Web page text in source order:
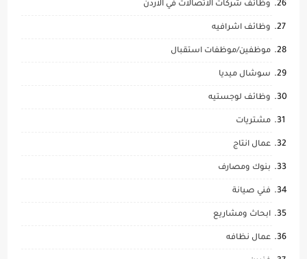
وظائف شركات الاتصالات في الاردن
وظائف اشرافيه
موظفين/موظفات استقبال
سوشال ميديا
وظائف لوجستيه
مشتريات
عمال انتاج
بنوك ومصارف
فني صيانة
ابحاث ومشاريع
عمال نظافه